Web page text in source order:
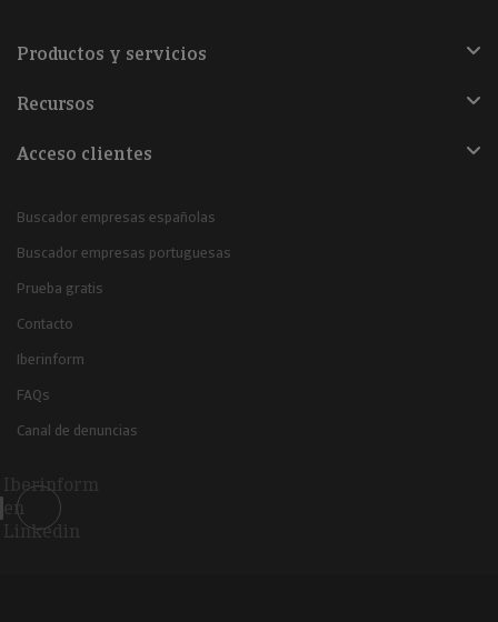
Productos y servicios
Recursos
Acceso clientes
Buscador empresas españolas
Buscador empresas portuguesas
Prueba gratis
Contacto
Iberinform
FAQs
Canal de denuncias
Iberinform
en
Linkedin